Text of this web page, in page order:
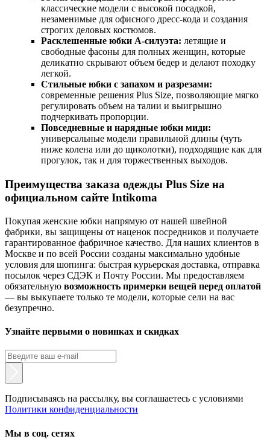
классические модели с высокой посадкой,
незаменимые для офисного дресс-кода и создания
строгих деловых костюмов.
Расклешенные юбки А-силуэта: летящие и
свободные фасоны для полных женщин, которые
деликатно скрывают объем бедер и делают походку
легкой.
Стильные юбки с запахом и разрезами:
современные решения Plus Size, позволяющие мягко
регулировать объем на талии и выигрышно
подчеркивать пропорции.
Повседневные и нарядные юбки миди:
универсальные модели правильной длины (чуть
ниже колена или до щиколотки), подходящие как для
прогулок, так и для торжественных выходов.
Преимущества заказа одежды Plus Size на
официальном сайте Intikoma
Покупая женские юбки напрямую от нашей швейной
фабрики, вы защищены от наценок посредников и получаете
гарантированное фабричное качество. Для наших клиентов в
Москве и по всей России созданы максимально удобные
условия для шопинга: быстрая курьерская доставка, отправка
посылок через СДЭК и Почту России. Мы предоставляем
обязательную возможность примерки вещей перед оплатой
— вы выкупаете только те модели, которые сели на вас
безупречно.
Узнайте первыми о новинках и скидках
Подписываясь на рассылку, вы соглашаетесь с условиями
Политики конфиденциальности
Мы в соц. сетях